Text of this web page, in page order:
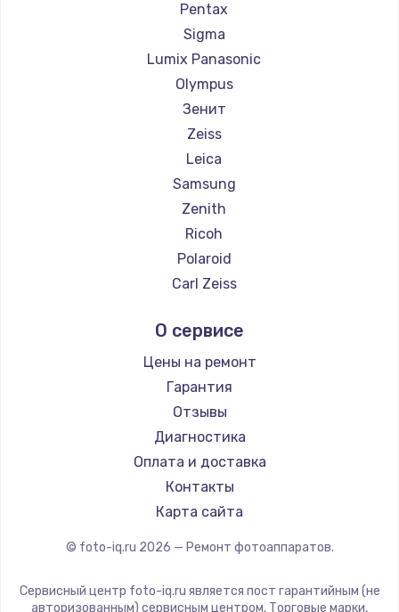
Pentax
Sigma
Lumix Panasonic
Olympus
Зенит
Zeiss
Leica
Samsung
Zenith
Ricoh
Polaroid
Carl Zeiss
LUMIX
Kodak
Blackmagic
О сервисе
Цены на ремонт
Гарантия
Отзывы
Диагностика
Оплата и доставка
Контакты
Карта сайта
© foto-iq.ru 2026 — Ремонт фотоаппаратов.
Сервисный центр foto-iq.ru является пост гарантийным (не
авторизованным) сервисным центром. Торговые марки,